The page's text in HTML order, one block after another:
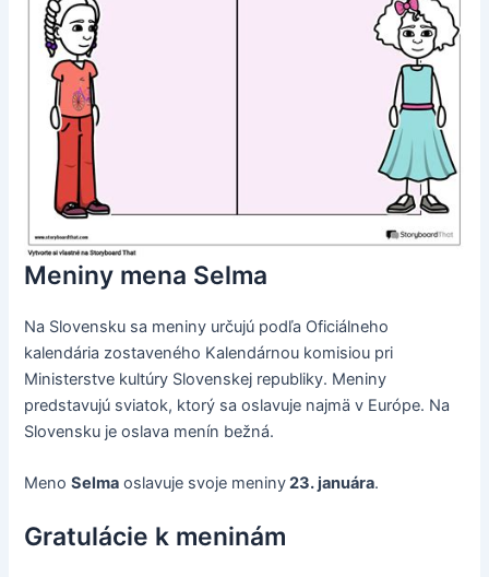
Meniny mena Selma
Na Slovensku sa meniny určujú podľa Oficiálneho
kalendária zostaveného Kalendárnou komisiou pri
Ministerstve kultúry Slovenskej republiky. Meniny
predstavujú sviatok, ktorý sa oslavuje najmä v Európe. Na
Slovensku je oslava menín bežná.
MenoSelma oslavuje svoje meniny23. januára.
Gratulácie k meninám